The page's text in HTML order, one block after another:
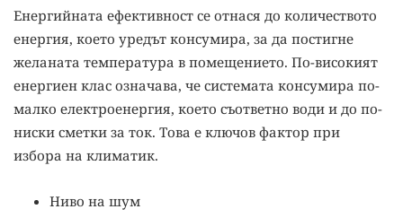
Енергийната ефективност се отнася до количеството
енергия, което уредът консумира, за да постигне
желаната температура в помещението. По-високият
енергиен клас означава, че системата консумира по-
малко електроенергия, което съответно води и до по-
ниски сметки за ток. Това е ключов фактор при
избора на климатик.
Ниво на шум